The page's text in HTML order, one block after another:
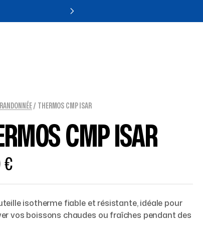
RANDONNÉE/ THERMOS CMP ISAR
CMP ISAR
€
isotherme fiable et résistante, idéale pour
vos boissons chaudes ou fraîches pendant des